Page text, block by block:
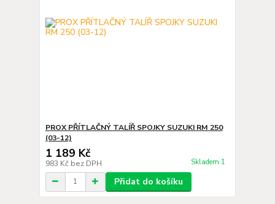
PROX PŘÍTLAČNÝ TALÍŘ SPOJKY SUZUKI RM 250
(03-12)
1 189 Kč
983 Kč bez DPH Skladem 1
Přidat do košíku